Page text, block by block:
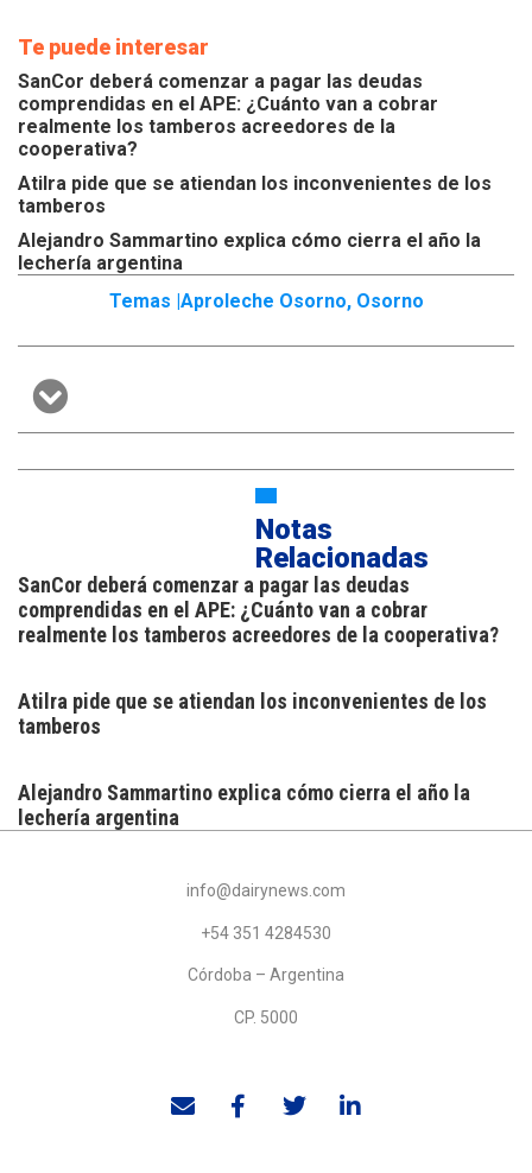
Te puede interesar
SanCor deberá comenzar a pagar las deudas
comprendidas en el APE: ¿Cuánto van a cobrar
realmente los tamberos acreedores de la
cooperativa?
Atilra pide que se atiendan los inconvenientes de los
tamberos
Alejandro Sammartino explica cómo cierra el año la
lechería argentina
Temas | Aproleche Osorno, Osorno
Notas
Relacionadas
SanCor deberá comenzar a pagar las deudas
comprendidas en el APE: ¿Cuánto van a cobrar
realmente los tamberos acreedores de la cooperativa?
Atilra pide que se atiendan los inconvenientes de los
tamberos
Alejandro Sammartino explica cómo cierra el año la
lechería argentina
info@dairynews.com
+54 351 4284530
Córdoba – Argentina
CP. 5000